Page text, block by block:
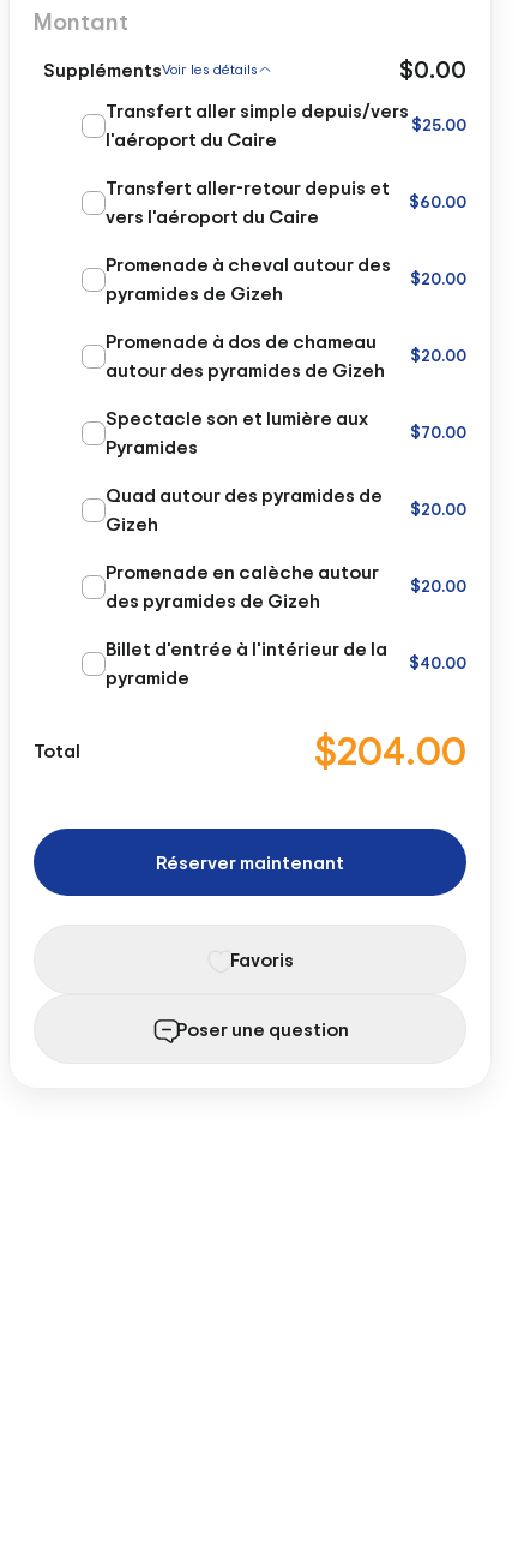
Montant
SupplémentsVoir les détails $0.00
Transfert aller simple depuis/vers
l'aéroport du Caire
$25.00
Transfert aller-retour depuis et
vers l'aéroport du Caire
$60.00
Promenade à cheval autour des
pyramides de Gizeh
$20.00
Promenade à dos de chameau
autour des pyramides de Gizeh
$20.00
Spectacle son et lumière aux
Pyramides
$70.00
Quad autour des pyramides de
Gizeh
$20.00
Promenade en calèche autour
des pyramides de Gizeh
$20.00
Billet d'entrée à l'intérieur de la
pyramide
$40.00
Total $204.00
Réserver maintenant
Favoris
Poser une question